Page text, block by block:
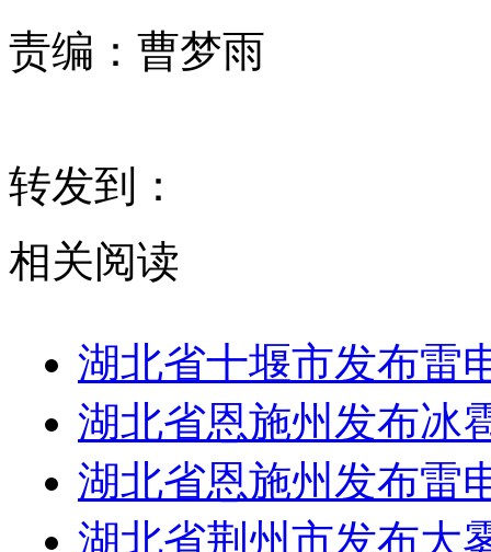
责编： 曹梦雨
转发到：
相关阅读
湖北省十堰市发布雷
湖北省恩施州发布冰
湖北省恩施州发布雷
湖北省荆州市发布大